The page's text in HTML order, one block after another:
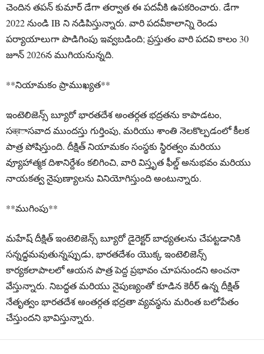
చెందిన తపన్ కుమార్ డేగా తర్వాత ఈ పదవీకి ఉపకరించారు. డేగా
2022 నుండి IB ని నడిపిస్తున్నారు. వారి పదవీకాలాన్ని రెండు
పర్యాయాలుగా పొడిగింపు ఇవ్వబడింది; ప్రస్తుతం వారి పదవి కాలం 30
జూన్ 2026న ముగియనున్నది.
**నియామకం ప్రాముఖ్యత**
ఇంటెలిజెన్స్ బ్యూరో భారతదేశ అంతర్గత భద్రతను కాపాడటం,
సন্ত্রాసవాద ముందస్తు గుర్తింపు, మరియు శాంతి నెలకొల్పడంలో కీలక
పాత్ర పోషిస్తుంది. దీక్షిత్ నియామకం సంస్థకు స్థిరత్వం మరియు
వ్యూహాత్మక దిశానిర్దేశం కలిగించి, వారి విస్తృత ఫీల్డ్ అనుభవం మరియు
నాయకత్వ నైపుణ్యాలను వినియోగిస్తుంది అంటున్నారు.
**ముగింపు**
మహేష్ దీక్షిత్ ఇంటెలిజెన్స్ బ్యూరో డైరెక్టర్ బాధ్యతలను చేపట్టడానికి
సన్నద్ధమవుతున్నప్పుడు, భారతదేశం యొక్క ఇంటెలిజెన్స్
కార్యకలాపాలలో ఆయన పాత్ర పెద్ద ప్రభావం చూపనుందని అంచనా
వేస్తున్నారు. నిబద్ధత మరియు నైపుణ్యంతో కూడిన కెరీర్ ఉన్న దీక్షిత్
నేతృత్వం భారతదేశ అంతర్గత భద్రతా వ్యవస్థను మరింత బలోపేతం
చేస్తుందని భావిస్తున్నారు.